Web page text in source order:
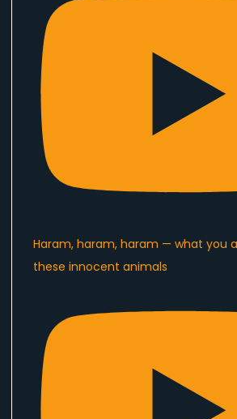
Haram, haram, haram — what you
these innocent animals